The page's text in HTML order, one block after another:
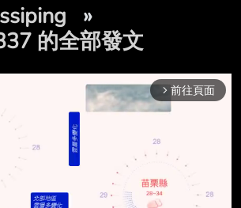
»
的全部發文
arrow_forward_ios 前往頁面